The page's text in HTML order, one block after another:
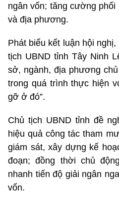
ngân vốn; tăng cường
và địa phương.
Phát biểu kết luận hội
tịch UBND tỉnh Tây Ninh
sở, ngành, địa phương
trong quá trình thực hiện
gỡ ở đó”.
Chủ tịch UBND tỉnh đề
hiệu quả công tác tham
giám sát, xây dựng kế
đoạn; đồng thời chủ
nhanh tiến độ giải ngân
vốn.